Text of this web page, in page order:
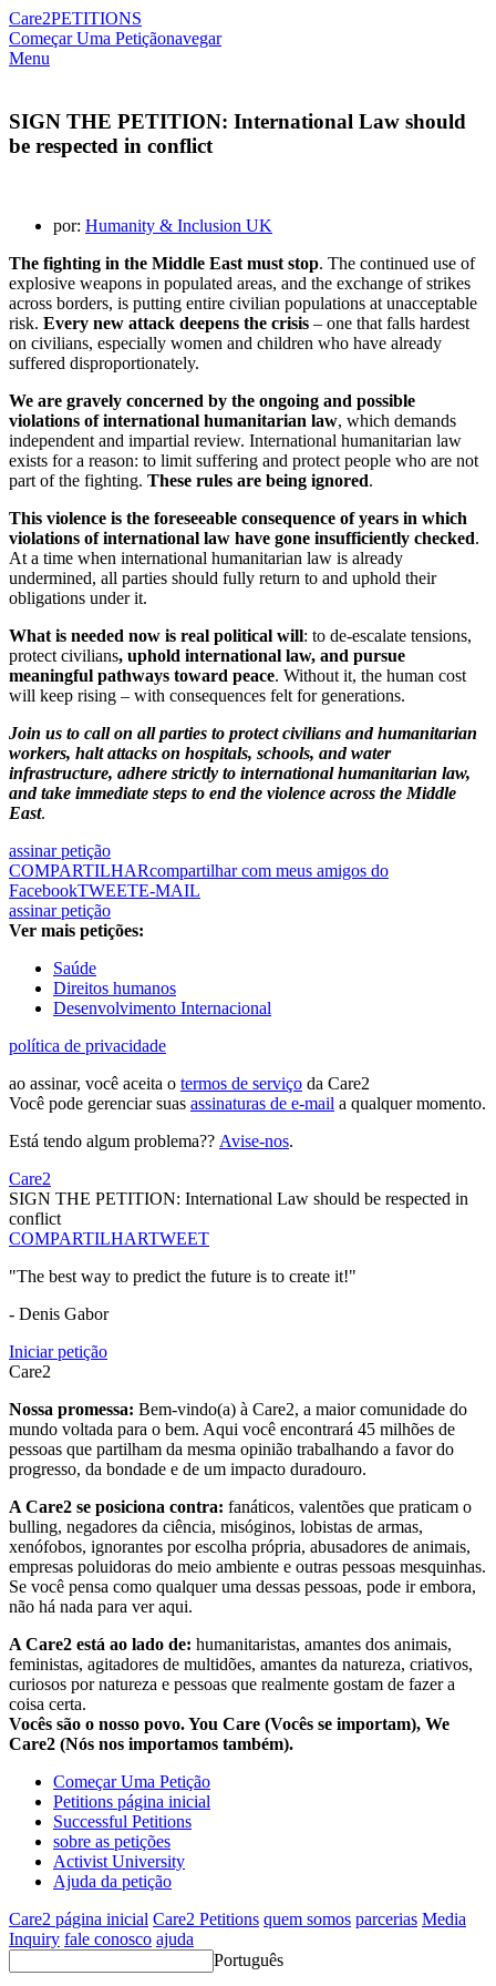
Care2PETITIONS
Começar Uma Petiçãonavegar
Menu
SIGN THE PETITION: International Law should
be respected in conflict
por: Humanity & Inclusion UK
The fighting in the Middle East must stop. The continued use of
explosive weapons in populated areas, and the exchange of strikes
across borders, is putting entire civilian populations at unacceptable
risk. Every new attack deepens the crisis – one that falls hardest
on civilians, especially women and children who have already
suffered disproportionately.
We are gravely concerned by the ongoing and possible
violations of international humanitarian law, which demands
independent and impartial review. International humanitarian law
exists for a reason: to limit suffering and protect people who are not
part of the fighting. These rules are being ignored.
This violence is the foreseeable consequence of years in which
violations of international law have gone insufficiently checked.
At a time when international humanitarian law is already
undermined, all parties should fully return to and uphold their
obligations under it.
What is needed now is real political will: to de-escalate tensions,
protect civilians, uphold international law, and pursue
meaningful pathways toward peace. Without it, the human cost
will keep rising – with consequences felt for generations.
Join us to call on all parties to protect civilians and humanitarian
workers, halt attacks on hospitals, schools, and water
infrastructure, adhere strictly to international humanitarian law,
and take immediate steps to end the violence across the Middle
East.
assinar petição
COMPARTILHARcompartilhar com meus amigos do
FacebookTWEETE-MAIL
assinar petição
Ver mais petições:
Saúde
Direitos humanos
Desenvolvimento Internacional
política de privacidade
ao assinar, você aceita o termos de serviço da Care2
Você pode gerenciar suas assinaturas de e-mail a qualquer momento.
Está tendo algum problema?? Avise-nos.
Care2
SIGN THE PETITION: International Law should be respected in
conflict
COMPARTILHARTWEET
"The best way to predict the future is to create it!"
- Denis Gabor
Iniciar petição
Care2
Nossa promessa: Bem-vindo(a) à Care2, a maior comunidade do
mundo voltada para o bem. Aqui você encontrará 45 milhões de
pessoas que partilham da mesma opinião trabalhando a favor do
progresso, da bondade e de um impacto duradouro.
A Care2 se posiciona contra: fanáticos, valentões que praticam o
bulling, negadores da ciência, misóginos, lobistas de armas,
xenófobos, ignorantes por escolha própria, abusadores de animais,
empresas poluidoras do meio ambiente e outras pessoas mesquinhas.
Se você pensa como qualquer uma dessas pessoas, pode ir embora,
não há nada para ver aqui.
A Care2 está ao lado de: humanitaristas, amantes dos animais,
feministas, agitadores de multidões, amantes da natureza, criativos,
curiosos por natureza e pessoas que realmente gostam de fazer a
coisa certa.
Vocês são o nosso povo. You Care (Vocês se importam), We
Care2 (Nós nos importamos também).
Começar Uma Petição
Petitions página inicial
Successful Petitions
sobre as petições
Activist University
Ajuda da petição
Care2 página inicial Care2 Petitions quem somos parcerias Media
Inquiry fale conosco ajuda
Português